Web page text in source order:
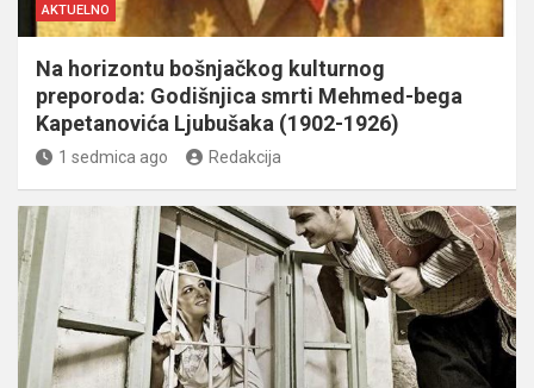
AKTUELNO
Na horizontu bošnjačkog kulturnog
preporoda: Godišnjica smrti Mehmed-bega
Kapetanovića Ljubušaka (1902-1926)
1 sedmica ago Redakcija